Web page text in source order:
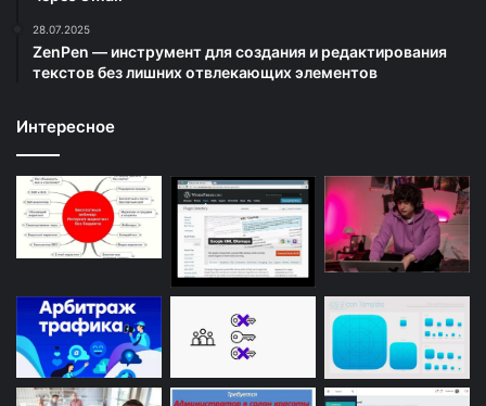
28.07.2025
ZenPen — инструмент для создания и редактирования
текстов без лишних отвлекающих элементов
Интересное